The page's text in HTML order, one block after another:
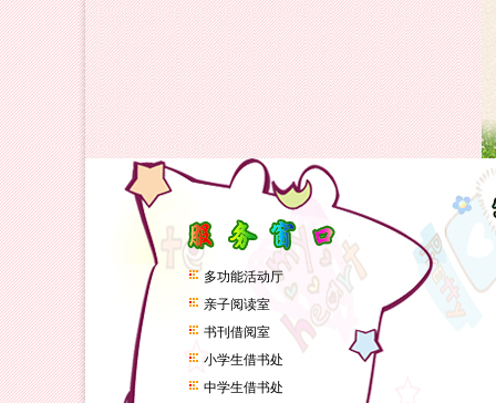
多功能活动厅
亲子阅读室
书刊借阅室
小学生借书处
中学生借书处